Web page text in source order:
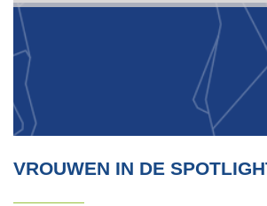
VROUWEN IN DE